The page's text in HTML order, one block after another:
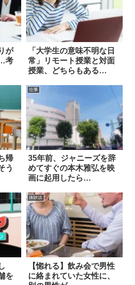
が
考
「大学生の意味不明な日
常」リモート授業と対面
授業、どちらもある
帰
う
仕事
35年前、ジャニーズを辞
めてすぐの本木雅弘を映
画に起用したら…
を
体験談
【惚れる】飲み会で男性
に絡まれていた女性に、